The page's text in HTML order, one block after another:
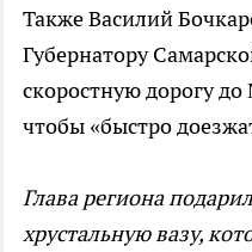
Также Василий
Губернатору
скоростную дорогу
чтобы «быстро
Глава региона
хрустальную вазу,